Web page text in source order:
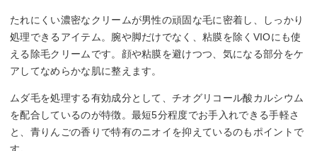
たれにくい濃密なクリームが男性の頑固な毛に密着し、しっかり
処理できるアイテム。腕や脚だけでなく、粘膜を除くVIOにも使
える除毛クリームです。顔や粘膜を避けつつ、気になる部分をケ
アしてなめらかな肌に整えます。
ムダ毛を処理する有効成分として、チオグリコール酸カルシウム
を配合しているのが特徴。最短5分程度でお手入れできる手軽さ
と、青りんごの香りで特有のニオイを抑えているのもポイントで